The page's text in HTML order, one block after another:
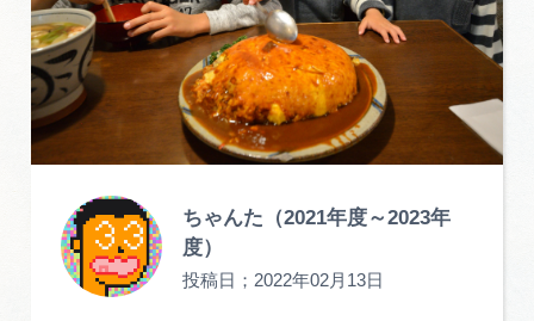
イベント
グルメ
アクセス
インフォメーション
ちゃんた（2021年度～2023年
度）
投稿日；2022年02月13日